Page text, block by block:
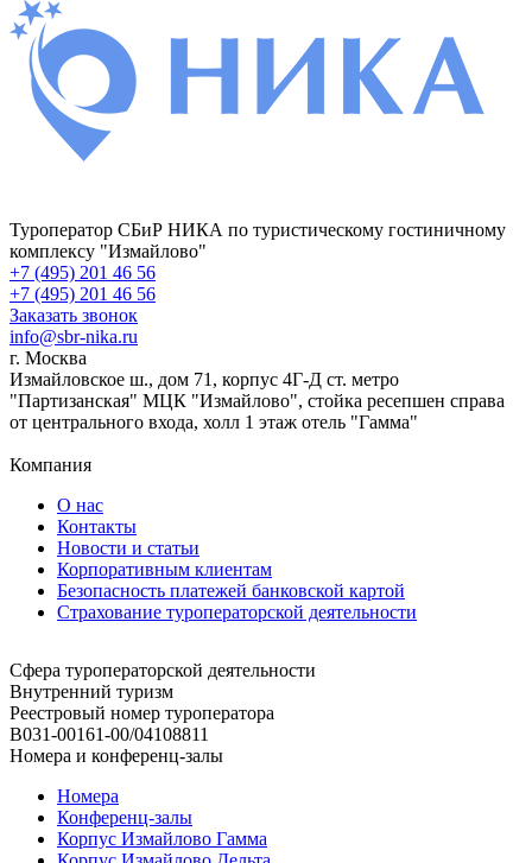
Туроператор СБиР НИКА по туристическому гостиничному
комплексу "Измайлово"
+7 (495) 201 46 56
+7 (495) 201 46 56
Заказать звонок
info@sbr-nika.ru
г. Москва
Измайловское ш., дом 71, корпус 4Г-Д ст. метро
"Партизанская" МЦК "Измайлово", стойка ресепшен справа
от центрального входа, холл 1 этаж отель "Гамма"
Компания
О нас
Контакты
Новости и статьи
Корпоративным клиентам
Безопасность платежей банковской картой
Страхование туроператорской деятельности
Сфера туроператорской деятельности
Внутренний туризм
Реестровый номер туроператора
В031-00161-00/04108811
Номера и конференц-залы
Номера
Конференц-залы
Корпус Измайлово Гамма